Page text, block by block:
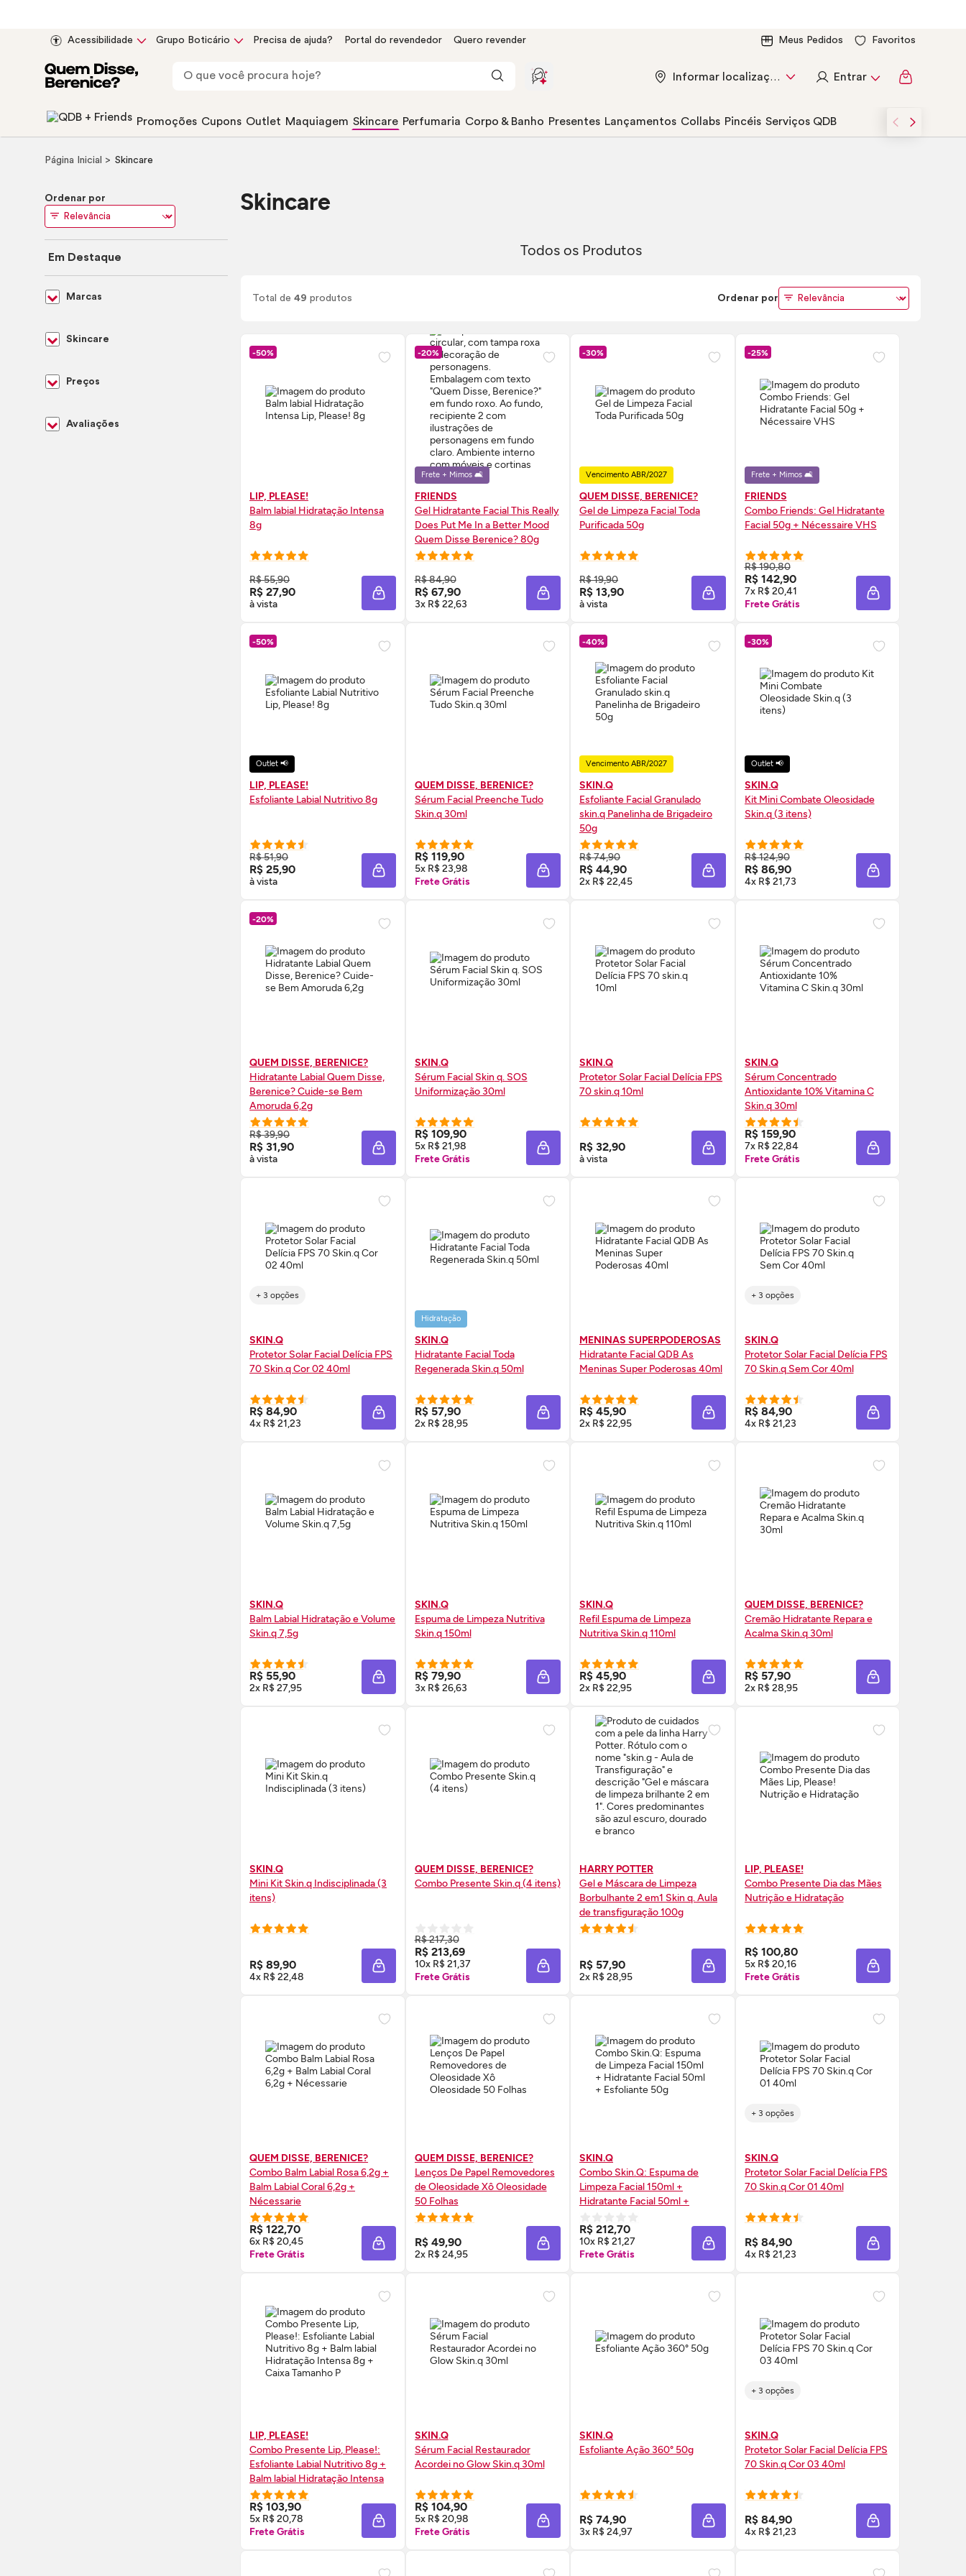
Acessibilidade Grupo Boticário Precisa de ajuda? Portal do revendedor Quero revender Meus Pedidos Favoritos
Informar localização Entrar
Promoções Cupons Outlet Maquiagem Skincare Perfumaria Corpo & Banho Presentes Lançamentos Collabs Pincéis Serviços QDB
Página Inicial Skincare
Skincare
Todos os Produtos
Total de49 produtos Ordenar por
-50%
LIP, PLEASE!
Balm labial Hidratação Intensa
8g
R$ 55,90
R$ 27,90
à vista
COMPRE AGORA ❯
ADICIONAR À SACOLA
-20%
Frete + Mimos 🛋️
FRIENDS
Gel Hidratante Facial This Really
Does Put Me In a Better Mood
Quem Disse Berenice? 80g
R$ 84,90
R$ 67,90
3x R$ 22,63
COMPRE AGORA ❯
ADICIONAR À SACOLA
-30%
Vencimento ABR/2027
QUEM DISSE, BERENICE?
Gel de Limpeza Facial Toda
Purificada 50g
R$ 19,90
R$ 13,90
à vista
COMPRE AGORA ❯
ADICIONAR À SACOLA
-25%
Frete + Mimos 🛋️
FRIENDS
Combo Friends: Gel Hidratante
Facial 50g + NécessaireVHS
R$ 190,80
R$ 142,90
7x R$ 20,41
Frete Grátis
COMPRE AGORA ❯
ADICIONAR À
-50%
Outlet 📢
LIP, PLEASE!
Esfoliante Labial Nutritivo 8g
R$ 51,90
R$ 25,90
à vista
COMPRE AGORA ❯
ADICIONAR À SACOLA
QUEM DISSE, BERENICE?
SérumFacial Preenche Tudo
Skin.q 30ml
R$ 119,90
5x R$ 23,98
Frete Grátis
COMPRE AGORA ❯
ADICIONAR À SACOLA
-40%
Vencimento ABR/2027
SKIN.Q
Esfoliante Facial Granulado
skin.q Panelinha de Brigadeiro
50g
R$ 74,90
R$ 44,90
2x R$ 22,45
COMPRE AGORA ❯
ADICIONAR À SACOLA
-30%
Outlet 📢
SKIN.Q
Kit Mini Combate Oleosidade
Skin.q (3 itens)
R$ 124,90
R$ 86,90
4x R$ 21,73
COMPRE AGORA ❯
ADICIONAR À
-20%
QUEM DISSE, BERENICE?
Hidratante Labial Quem Disse,
Berenice? Cuide-se Bem
Amoruda 6,2g
R$ 39,90
R$ 31,90
à vista
COMPRE AGORA ❯
ADICIONAR À SACOLA
SKIN.Q
SérumFacial Skinq. SOS
Uniformização 30ml
R$ 109,90
5x R$ 21,98
Frete Grátis
COMPRE AGORA ❯
ADICIONAR À SACOLA
SKIN.Q
Protetor Solar Facial Delícia FPS
70skin .q 10ml
R$ 32,90
à vista
COMPRE AGORA ❯
ADICIONAR À SACOLA
SKIN.Q
SérumConcentrado
Antioxidante 10% Vitamina C
Skin.q 30ml
R$ 159,90
7x R$ 22,84
Frete Grátis
COMPRE AGORA ❯
ADICIONAR À
+ 3 opções
SKIN.Q
Protetor Solar Facial Delícia FPS
70 Skin.q Cor 02 40ml
R$ 84,90
4x R$ 21,23
COMPRE AGORA ❯
ADICIONAR À SACOLA
Hidratação
SKIN.Q
Hidratante Facial Toda
Regenerada Skin.q 50ml
R$ 57,90
2x R$ 28,95
COMPRE AGORA ❯
ADICIONAR À SACOLA
MENINAS SUPERPODEROSAS
Hidratante Facial QDB As
Meninas Super Poderosas 40ml
R$ 45,90
2x R$ 22,95
COMPRE AGORA ❯
ADICIONAR À SACOLA
+ 3 opções
SKIN.Q
Protetor Solar Facial Delícia FPS
70 Skin.q Sem Cor 40ml
R$ 84,90
4x R$ 21,23
COMPRE AGORA ❯
ADICIONAR À
SKIN.Q
Balm Labial Hidratação e Volume
Skin.q 7,5g
R$ 55,90
2x R$ 27,95
COMPRE AGORA ❯
ADICIONAR À SACOLA
SKIN.Q
Espuma de Limpeza Nutritiva
Skin.q 150ml
R$ 79,90
3x R$ 26,63
COMPRE AGORA ❯
ADICIONAR À SACOLA
SKIN.Q
Refil Espuma de Limpeza
Nutritiva Skin.q 110ml
R$ 45,90
2x R$ 22,95
COMPRE AGORA ❯
ADICIONAR À SACOLA
QUEM DISSE, BERENICE?
Cremão Hidratante Repara e
Acalma Skin.q 30ml
R$ 57,90
2x R$ 28,95
COMPRE AGORA ❯
ADICIONAR À
SKIN.Q
Mini Kit Skin.q Indisciplinada (3
itens)
R$ 89,90
4x R$ 22,48
COMPRE AGORA ❯
ADICIONAR À SACOLA
QUEM DISSE, BERENICE?
Combo Presente Skin.q (4 itens)
R$ 217,30
R$ 213,69
10x R$ 21,37
Frete Grátis
COMPRE AGORA ❯
ADICIONAR À SACOLA
HARRY POTTER
Gel e Máscara de Limpeza
Borbulhante 2 em1 Skinq. Aula
de transfiguração 100g
R$ 57,90
2x R$ 28,95
COMPRE AGORA ❯
ADICIONAR À SACOLA
LIP, PLEASE!
Combo Presente Dia das Mães
Nutrição e Hidratação
R$ 100,80
5x R$ 20,16
Frete Grátis
COMPRE AGORA ❯
ADICIONAR À
QUEM DISSE, BERENICE?
Combo Balm Labial Rosa 6,2g +
Balm Labial Coral 6,2g +
Nécessarie
R$ 122,70
6x R$ 20,45
Frete Grátis
COMPRE AGORA ❯
ADICIONAR À SACOLA
QUEM DISSE, BERENICE?
Lenços De Papel Removedores
de Oleosidade Xô Oleosidade
50 Folhas
R$ 49,90
2x R$ 24,95
COMPRE AGORA ❯
ADICIONAR À SACOLA
SKIN.Q
Combo Skin.Q: Espuma de
Limpeza Facial 150ml +
Hidratante Facial 50ml +
R$ 212,70
10x R$ 21,27
Frete Grátis
COMPRE AGORA ❯
ADICIONAR À SACOLA
+ 3 opções
SKIN.Q
Protetor Solar Facial Delícia FPS
70 Skin.q Cor 01 40ml
R$ 84,90
4x R$ 21,23
COMPRE AGORA ❯
ADICIONAR À
LIP, PLEASE!
Combo Presente Lip, Please!:
Esfoliante Labial Nutritivo 8g +
Balm labial Hidratação Intensa
8g + Caixa Tamanho P
R$ 103,90
5x R$ 20,78
Frete Grátis
COMPRE AGORA ❯
ADICIONAR À SACOLA
SKIN.Q
SérumFacial Restaurador
Acordei noGlow Skin.q 30ml
R$ 104,90
5x R$ 20,98
Frete Grátis
COMPRE AGORA ❯
ADICIONAR À SACOLA
SKIN.Q
Esfoliante Ação 360° 50g
R$ 74,90
3x R$ 24,97
COMPRE AGORA ❯
ADICIONAR À SACOLA
+ 3 opções
SKIN.Q
Protetor Solar Facial Delícia FPS
70 Skin.q Cor 03 40ml
R$ 84,90
4x R$ 21,23
COMPRE AGORA ❯
ADICIONAR À
Ordenar por
Em Destaque
Marcas
Skincare
Preços
Avaliações